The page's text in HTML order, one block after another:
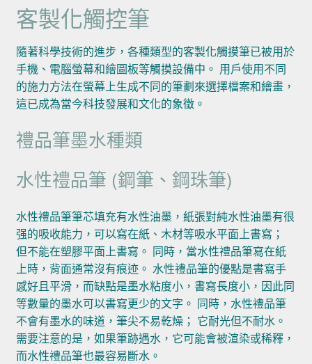
客製化觸控筆
隨著科學技術的進步，各種類型的客製化觸摸筆已被用於
手機、電腦螢幕和繪圖板等觸摸設備中。 用戶使用不同
的施力方法在螢幕上生成不同的筆劃來選擇檔案和繪畫，
這已成為當今科技發展和文化的象徵。
禮品筆墨水種類
水性禮品筆 (鋼筆、鋼珠筆)
水性禮品筆筆芯填充有水性油墨，紙張對純水性油墨有很
强的吸收能力，可以寫在紙、木材等吸水平面上書寫；
但不能在塑膠平面上書寫。 同時，當水性禮品筆寫在紙
上時，背面通常沒有痕迹。 水性禮品筆的優點是書寫手
感好且平滑，而缺點是墨水粘度小，書寫長度小，因此同
等數量的墨水可以書寫更少的文字。 同時，水性禮品筆
不會有墨水的味道，筆尖不易乾燥； 它耐光但不耐水。
需要注意的是，如果筆跡遇水，它可能會被渲染或稀釋，
而水性禮品筆也最容易斷水。